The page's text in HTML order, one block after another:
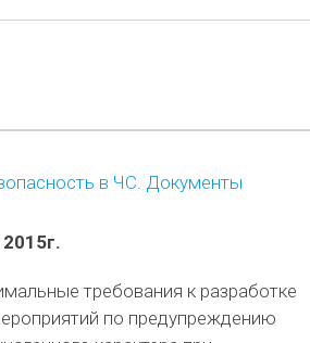
в ЧС. Документы
требования к разработке
по предупреждению